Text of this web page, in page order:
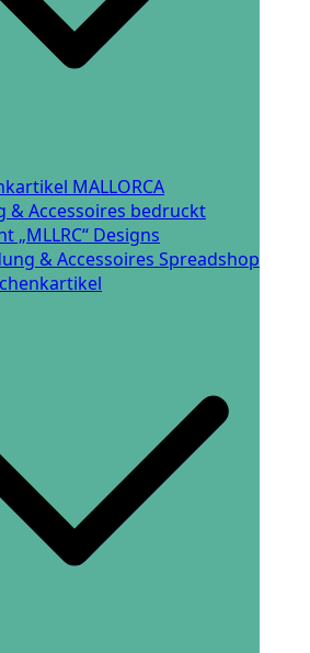
MALLORCA
& Accessoires bedruckt
„MLLRC“ Designs
& Accessoires Spreadshop